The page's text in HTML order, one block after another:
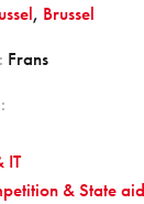
, Brussel
Frans
IT
& State